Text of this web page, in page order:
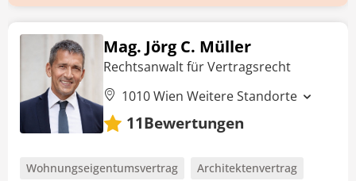
Mag. Jörg C. Müller
Rechtsanwalt für Vertragsrecht
1010 Wien Weitere Standorte
11Bewertungen
Wohnungseigentumsvertrag Architektenvertrag